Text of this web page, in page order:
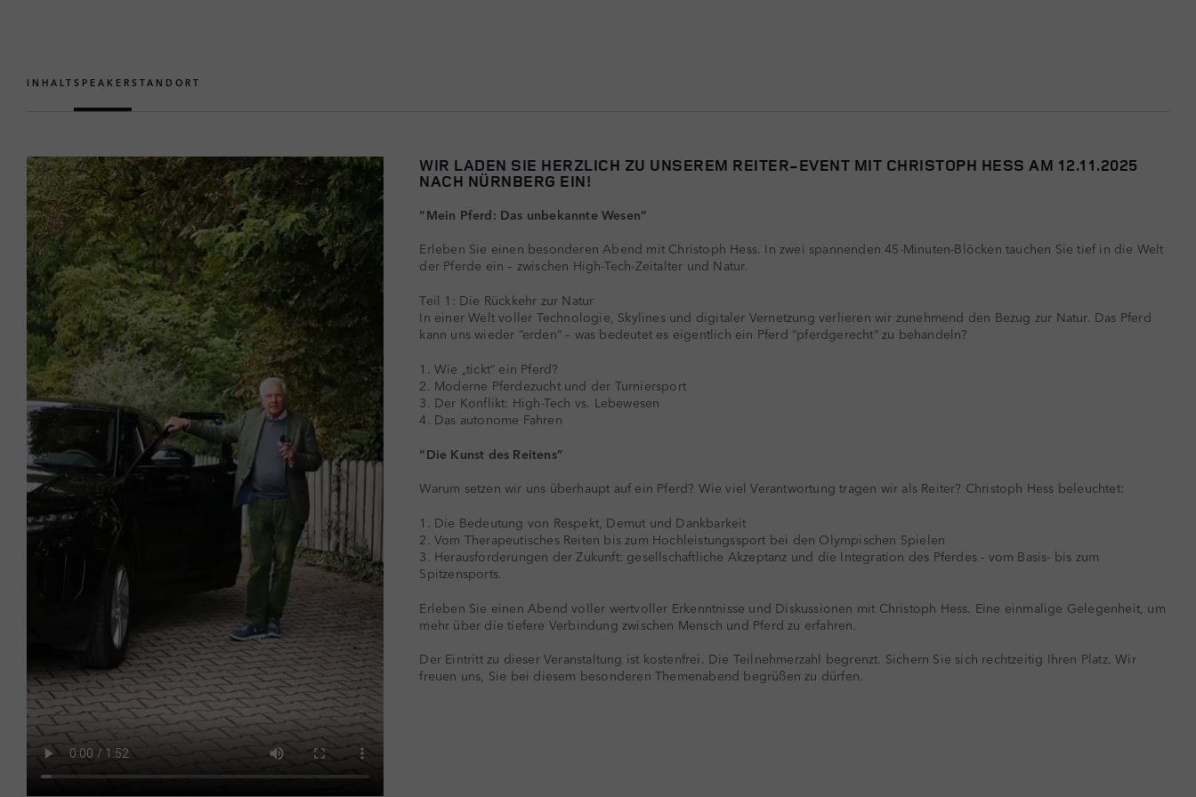
INHALT SPEAKER STANDORT
WIR LADEN SIE HERZLICH ZU UNSEREM REITER-EVENT MIT CHRISTOPH HESS AM 12.11.2025
NACH NÜRNBERG EIN!
“Mein Pferd: Das unbekannte Wesen”
Erleben Sie einen besonderen Abend mit Christoph Hess. In zwei spannenden 45-Minuten-Blöcken tauchen Sie tief in die Welt
der Pferde ein – zwischen High-Tech-Zeitalter und Natur.
Teil 1: Die Rückkehr zur Natur
In einer Welt voller Technologie, Skylines und digitaler Vernetzung verlieren wir zunehmend den Bezug zur Natur. Das Pferd
kann uns wieder “erden” – was bedeutet es eigentlich ein Pferd “pferdgerecht” zu behandeln?
1. Wie „tickt“ ein Pferd?
2. Moderne Pferdezucht und der Turniersport
3. Der Konflikt: High-Tech vs. Lebewesen
4. Das autonome Fahren
“Die Kunst des Reitens”
Warum setzen wir uns überhaupt auf ein Pferd? Wie viel Verantwortung tragen wir als Reiter? Christoph Hess beleuchtet:
1. Die Bedeutung von Respekt, Demut und Dankbarkeit
2. Vom Therapeutisches Reiten bis zum Hochleistungssport bei den Olympischen Spielen
3. Herausforderungen der Zukunft: gesellschaftliche Akzeptanz und die Integration des Pferdes - vom Basis- bis zum
Spitzensports.
Erleben Sie einen Abend voller wertvoller Erkenntnisse und Diskussionen mit Christoph Hess. Eine einmalige Gelegenheit, um
mehr über die tiefere Verbindung zwischen Mensch und Pferd zu erfahren.
Der Eintritt zu dieser Veranstaltung ist kostenfrei. Die Teilnehmerzahl begrenzt. Sichern Sie sich rechtzeitig Ihren Platz. Wir
freuen uns, Sie bei diesem besonderen Themenabend begrüßen zu dürfen.